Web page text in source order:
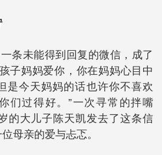
条未能得到回复的微信，成了
子妈妈爱你，你在妈妈心目中
今天妈妈的话也许你不喜欢
过得好。”一次寻常的拌嘴
的大儿子陈天凯发去了这条信
母亲的爱与忐忑。